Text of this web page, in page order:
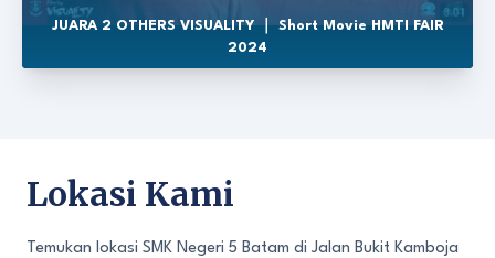
JUARA 2 OTHERS VISUALITY ｜ Short Movie HMTI FAIR
2024
Lokasi Kami
Temukan lokasi SMK Negeri 5 Batam di Jalan Bukit Kamboja